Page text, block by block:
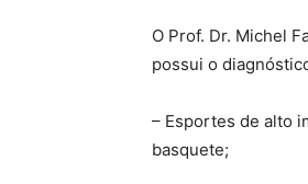
O Prof. Dr. Michel
possui o
– Esportes de alto
basquete;